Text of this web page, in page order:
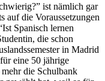
ist nämlich gar
auf die Voraussetzungen
Spanisch lernen
die schon
in Madrid
eine 50 jährige
die Schulbank